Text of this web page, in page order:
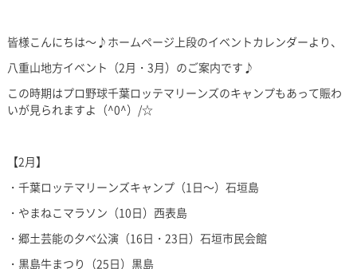
皆様こんにちは～♪ホームページ上段のイベントカレンダーより、
八重山地方イベント（2月・3月）のご案内です♪
この時期はプロ野球千葉ロッテマリーンズのキャンプもあって賑わ
いが見られますよ（^0^）/☆
【2月】
・千葉ロッテマリーンズキャンプ（1日～）石垣島
・やまねこマラソン（10日）西表島
・郷土芸能の夕べ公演（16日・23日）石垣市民会館
・黒島牛まつり（25日）黒島